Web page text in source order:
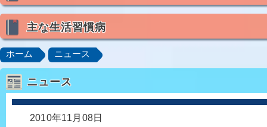
喫煙
食生活
主な生活習慣病
高血圧 脂質異常症（高脂血症）
肥満症／メタボリックシンドローム
動脈硬化
心
脂肪肝／NAFLD／NASH
ロコモティブシンドローム／サルコペニア／フレイル
ホーム ニュース
ニュース
2010年11月08日